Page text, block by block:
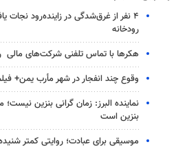
رودخانه
هکرها با تماس تلفنی شرکت‌های مالی
وقوع چند انفجار در شهر مأرب یمن+
نماینده البرز: زمان گرانی بنزین
بنزین است
موسیقی برای عبادت؛ روایتی کمتر